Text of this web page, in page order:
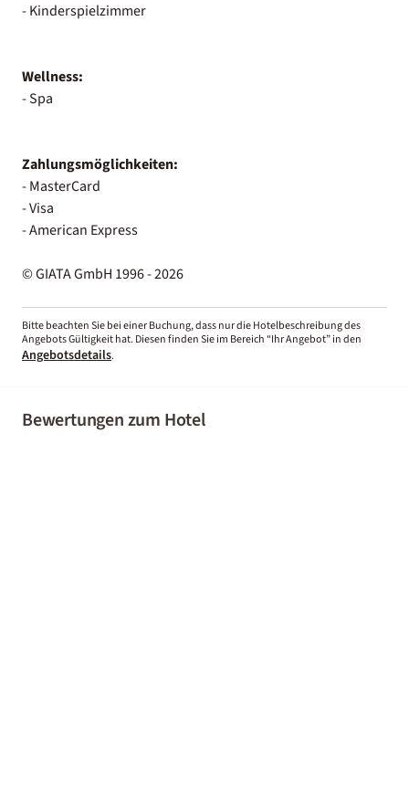
- Kinderspielzimmer
Wellness:
- Spa
Zahlungsmöglichkeiten:
- MasterCard
- Visa
- American Express
© GIATA GmbH 1996 - 2026
Bitte beachten Sie bei einer Buchung, dass nur die Hotelbeschreibung des
Angebots Gültigkeit hat. Diesen finden Sie im Bereich “Ihr Angebot” in den
Angebotsdetails.
Bewertungen zum Hotel